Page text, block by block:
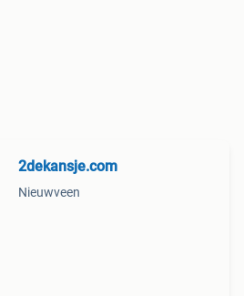
2dekansje.com
Nieuwveen